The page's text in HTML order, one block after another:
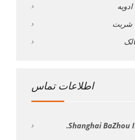
شربت
اطلاعات تماس
Shanghai BaZhou